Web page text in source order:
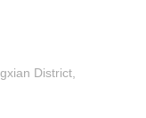
District,